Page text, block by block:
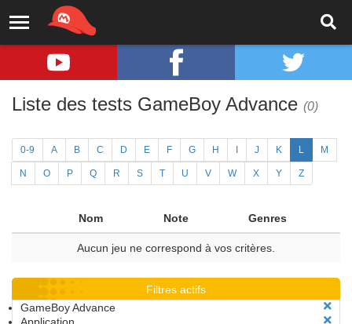
Liste des tests GameBoy Advance (0)
0-9 A B C D E F G H J K L M
N O P Q R S T U V W X Y Z
Nom Note Genres
Aucun jeu ne correspond à vos critères.
Filtres actifs
GameBoy Advance